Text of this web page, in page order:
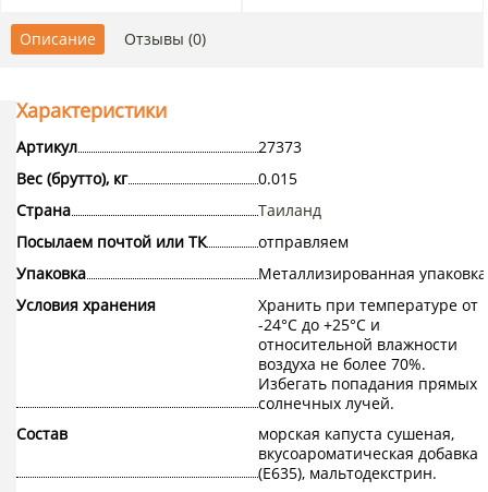
Описание Отзывы (0)
Характеристики
Артикул
27373
Вес (брутто), кг
0.015
Страна
Таиланд
Посылаем почтой или ТК
отправляем
Упаковка
Металлизированная упаковка
Условия хранения
Хранить при температуре от
-24°С до +25°С и
относительной влажности
воздуха не более 70%.
Избегать попадания прямых
солнечных лучей.
Состав
морская капуста сушеная,
вкусоароматическая добавка
(Е635), мальтодекстрин.